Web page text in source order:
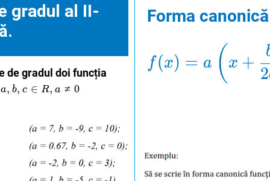
gradul al II-
de gradul doi funcția
a≠ 0
a≠ 0
a, b, c ∈ R, a ≠ 0
Forma canonică
⁡( x +b +
⁡( x +b +
f(x) = a ( x +
2